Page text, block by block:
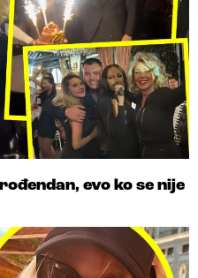
evo ko se nije